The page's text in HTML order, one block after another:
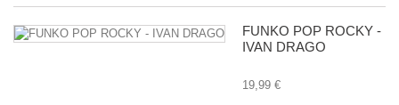
FUNKO POP ROCKY -
IVAN DRAGO
19,99 €